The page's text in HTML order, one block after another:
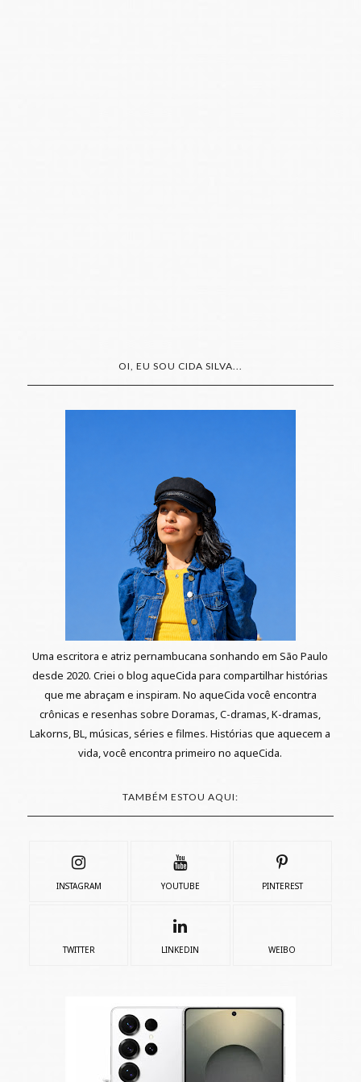
OI, EU SOU CIDA SILVA...
Uma escritora e atriz pernambucana sonhando em São Paulo
desde 2020. Criei o blog aqueCida para compartilhar histórias
que me abraçam e inspiram. No aqueCida você encontra
crônicas e resenhas sobre Doramas, C-dramas, K-dramas,
Lakorns, BL, músicas, séries e filmes. Histórias que aquecem a
vida, você encontra primeiro no aqueCida.
TAMBÉM ESTOU AQUI:
INSTAGRAM YOUTUBE PINTEREST
TWITTER LINKEDIN WEIBO